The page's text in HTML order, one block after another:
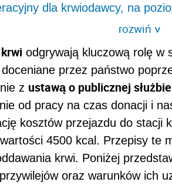
dla krwiodawcy, na
rozwiń>
odgrywają kluczową rolę w
przez państwo
z ustawą o publicznej
od pracy na czas donacji i
kosztów przejazdu do stacji
4500 kcal. Przepisy te
krwi. Poniżej
oraz warunków ich